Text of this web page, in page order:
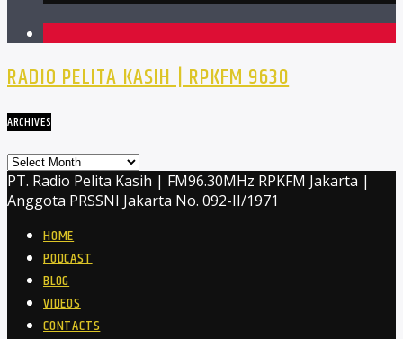
RADIO PELITA KASIH | RPKFM 9630
ARCHIVES
Archives
PT. Radio Pelita Kasih | FM96.30MHz RPKFM Jakarta |
Anggota PRSSNI Jakarta No. 092-II/1971
HOME
PODCAST
BLOG
VIDEOS
CONTACTS